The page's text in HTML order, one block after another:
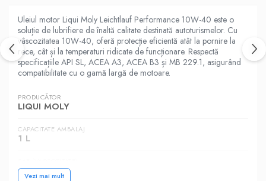
Uleiul motor Liqui Moly Leichtlauf Performance 10W-40 este o
soluție de lubrifiere de înaltă calitate destinată autoturismelor. Cu
vâscozitatea 10W-40, oferă protecție eficientă atât la pornire la
rece, cât și la temperaturi ridicate de funcționare. Respectă
specificațiile API SL, ACEA A3, ACEA B3 și MB 229.1, asigurând
compatibilitate cu o gamă largă de motoare.
PRODUCĂTOR
LIQUI MOLY
CAPACITATE AMBALAJ
1 L
10W-40
Vezi mai mult